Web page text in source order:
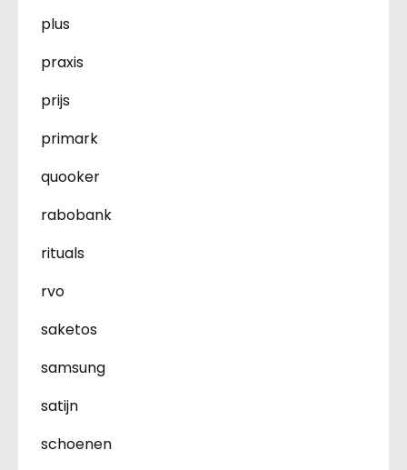
plus
praxis
prijs
primark
quooker
rabobank
rituals
rvo
saketos
samsung
satijn
schoenen